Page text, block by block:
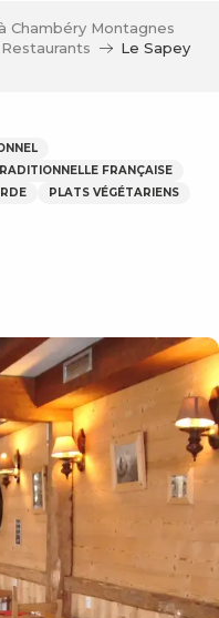
Chambéry Montagnes
Restaurants Le Sapey
FRANÇAISE
PLATS VÉGÉTARIENS